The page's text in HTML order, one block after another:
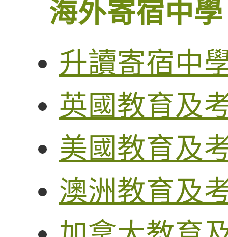
海外寄宿中學
升讀寄宿中
英國教育及
美國教育及
澳洲教育及